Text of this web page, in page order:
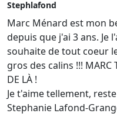
Stephlafond
Marc Ménard est mon
depuis que j'ai 3 ans. Je
souhaite de tout coeur
gros des calins !!! MARC
DE LÀ !
Je t'aime tellement,
Stephanie Lafond-